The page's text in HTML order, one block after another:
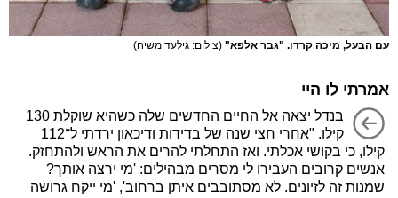
עם הבעל, מיכה קרדו. "גבר אלפא" (צילום: גילעד משיח)
אמרתי לו היי
בנדל יצאה אל החיים החדשים שלה כשהיא שוקלת 130
קילו. "אחרי חצי שנה של בדידות ודיכאון ירדתי ל־112
קילו, כי בקושי אכלתי. ואז התחלתי להרים את הראש ולהתחזק.
אנשים קרובים העבירו לי מסרים מבהילים: 'מי ירצה אותך?
שמנות זה לזיונים. לא מסתובבים איתן ברחוב', 'מי ייקח גרושה